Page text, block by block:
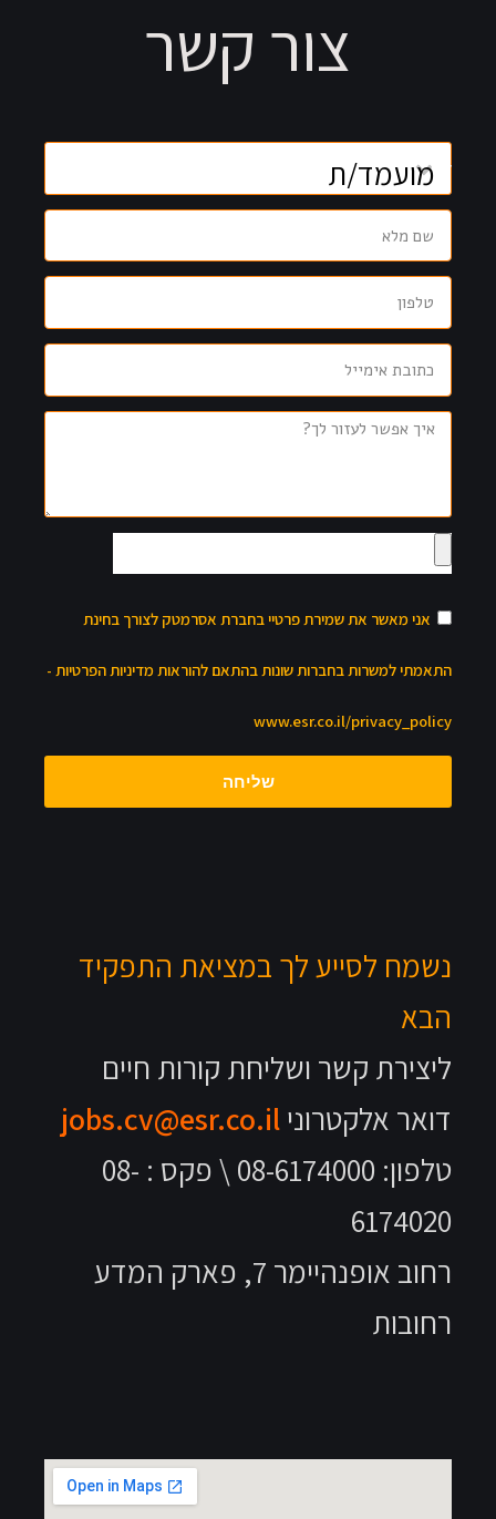
צור קשר
אני מאשר את שמירת פרטיי בחברת אסרמטק לצורך בחינת
התאמתי למשרות בחברות שונות בהתאם להוראות מדיניות הפרטיות -
www.esr.co.il/privacy_policy
שליחה
נשמח לסייע לך במציאת התפקיד
הבא
ליצירת קשר ושליחת קורות חיים
דואר אלקטרוניjobs.cv@esr.co.il
טלפון: 08-6174000 \ פקס : 08-
6174020
רחוב אופנהיימר 7, פארק המדע
רחובות